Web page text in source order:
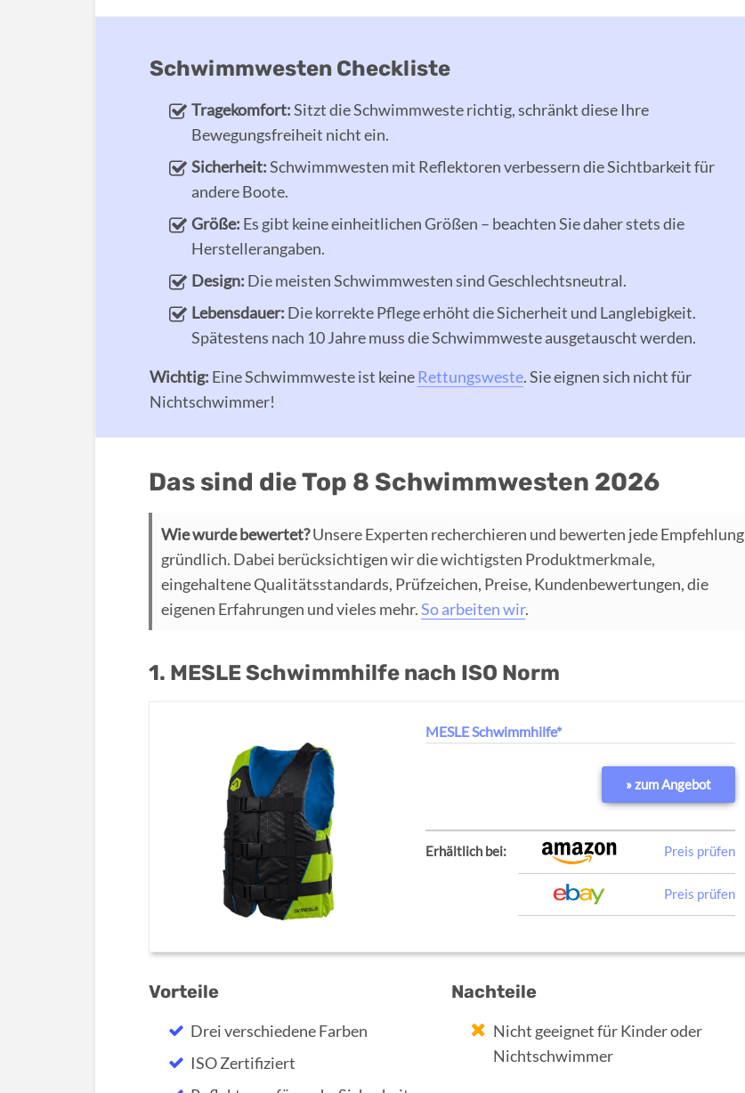
Schwimmwesten Checkliste
Tragekomfort:Sitzt die Schwimmweste richtig, schränkt diese Ihre
Bewegungsfreiheit nicht ein.
Sicherheit:Schwimmwesten mit Reflektoren verbessern die Sichtbarkeit für
andere Boote.
Größe: Es gibt keine einheitlichen Größen – beachten Sie daher stets die
Herstellerangaben.
Design: Die meisten Schwimmwesten sind Geschlechtsneutral.
Lebensdauer: Die korrekte Pflege erhöht die Sicherheit und Langlebigkeit.
Spätestens nach 10 Jahre muss die Schwimmweste ausgetauscht werden.
Wichtig: Eine Schwimmweste ist keineRettungsweste. Sie eignen sich nicht für
Nichtschwimmer!
Das sind die Top 8 Schwimmwesten 2026
Wie wurde bewertet?Unsere Experten recherchieren und bewerten jede Empfehlung
gründlich. Dabei berücksichtigen wir die wichtigsten Produktmerkmale,
eingehaltene Qualitätsstandards, Prüfzeichen, Preise, Kundenbewertungen, die
eigenen Erfahrungen und vieles mehr.So arbeiten wir.
1. MESLE Schwimmhilfe nach ISO Norm
MESLE Schwimmhilfe*
» zum Angebot
Erhältlich bei: Preis prüfen
Preis prüfen
Vorteile
Drei verschiedene Farben
ISO Zertifiziert
Nachteile
Nicht geeignet für Kinder oder
Nichtschwimmer